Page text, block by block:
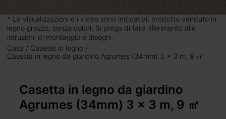
* Le visualizzazioni e i video sono indicativi, prodotto venduto in
legno grezzo, senza colori. Si prega di fare riferimento alle
istruzioni di montaggio e disegni.
Casa
Casette in legno
Casetta in legno da giardino Agrumes (34mm) 3 x 3 m, 9 ㎡
Casetta in legno da giardino
Agrumes (34mm) 3 x 3 m, 9 ㎡
3
una
tetto